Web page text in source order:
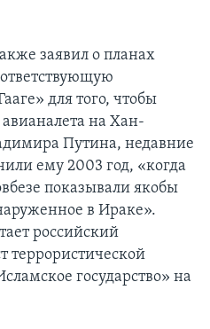
заявил о планах
для того, чтобы
авианалета на Хан-
Путина, недавние
ему 2003 год, «когда
показывали якобы
в Ираке».
российский
террористической
государство» на